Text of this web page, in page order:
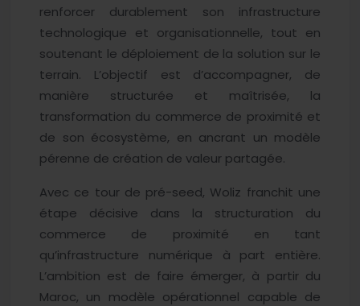
renforcer durablement son infrastructure
technologique et organisationnelle, tout en
soutenant le déploiement de la solution sur le
terrain. L’objectif est d’accompagner, de
manière structurée et maîtrisée, la
transformation du commerce de proximité et
de son écosystème, en ancrant un modèle
pérenne de création de valeur partagée.
Avec ce tour de pré-seed, Woliz franchit une
étape décisive dans la structuration du
commerce de proximité en tant
qu’infrastructure numérique à part entière.
L’ambition est de faire émerger, à partir du
Maroc, un modèle opérationnel capable de